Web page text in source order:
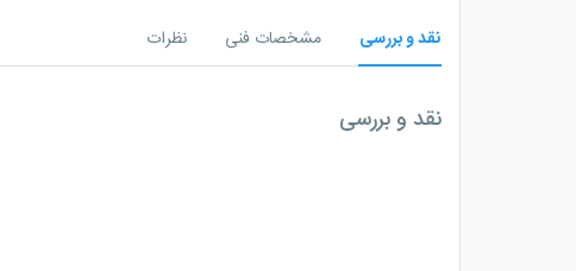
نقد و بررسی مشخصات فنی نظرات
نقد و بررسی